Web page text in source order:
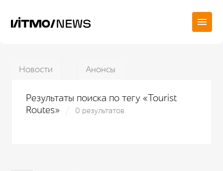
Новости Анонсы
Результаты поиска по тегу «Tourist
Routes»
0 результатов